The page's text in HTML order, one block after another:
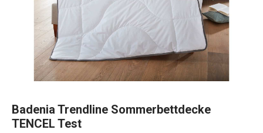
Badenia Trendline Sommerbettdecke
TENCEL Test